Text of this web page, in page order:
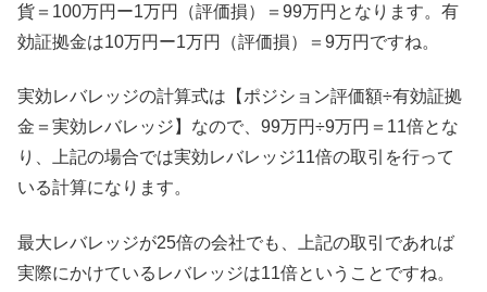
貨＝100万円ー1万円（評価損）＝99万円となります。有
効証拠金は10万円ー1万円（評価損）＝9万円ですね。
実効レバレッジの計算式は【ポジション評価額÷有効証拠
金＝実効レバレッジ】なので、99万円÷9万円＝11倍とな
り、上記の場合では実効レバレッジ11倍の取引を行って
いる計算になります。
最大レバレッジが25倍の会社でも、上記の取引であれば
実際にかけているレバレッジは11倍ということですね。